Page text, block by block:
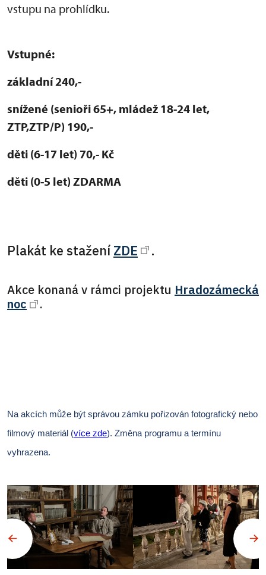
vstupu na prohlídku.
Vstupné:
základní 240,-
snížené (senioři 65+, mládež 18-24 let,
ZTP,ZTP/P) 190,-
děti (6-17 let) 70,- Kč
děti (0-5 let) ZDARMA
Plakát ke stažení ZDE .
Akce konaná v rámci projektu Hradozámecká
noc
.
Na akcích může být správou zámku pořizován fotografický nebo
filmový materiál (více zde). Změna programu a termínu
vyhrazena.